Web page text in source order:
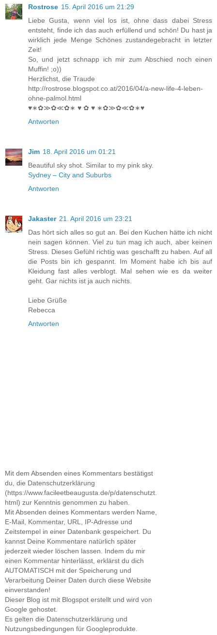
Rostrose 15. April 2016 um 21:29
Liebe Gusta, wenn viel los ist, ohne dass dabei Stress
entsteht, finde ich das auch erfüllend und schön! Du hast ja
wirklich jede Menge Schönes zustandegebracht in letzter
Zeit!
So, und jetzt schnapp ich mir zum Abschied noch einen
Muffin! ;o))
Herzlichst, die Traude
http://rostrose.blogspot.co.at/2016/04/a-new-life-4-leben-
ohne-palmol.html
♥∗✿≫✿≪✿∗ ♥ ✿ ♥ ∗✿≫✿≪✿∗♥
Antworten
Jim 18. April 2016 um 01:21
Beautiful sky shot. Similar to my pink sky.
Sydney – City and Suburbs
Antworten
Jakaster 21. April 2016 um 23:21
Das hört sich alles so gut an. Bei den Kuchen hätte ich nicht
nein sagen können. Viel zu tun mag ich auch, aber keinen
Stress. Dieses Gefühl richtig was geschafft zu haben. Auf all
die Posts bin ich gespannt. Im Moment habe ich bis auf
Kleidung fast alles verblogt. Mal sehen wie es da weiter
geht. Gar nichts ist ja auch nichts.
Liebe Grüße
Rebecca
Antworten
Mit dem Absenden eines Kommentars bestätigst
du, die Datenschutzerklärung
(https://www.facileetbeaugusta.de/p/datenschutzt.
html) zur Kenntnis genommen zu haben.
Mit Absenden deines Kommentars werden Name,
E-Mail, Kommentar, URL, IP-Adresse und
Zeitstempel in einer Datenbank gespeichert. Du
kannst Deine Kommentare natürlich später
jederzeit wieder löschen lassen. Indem du mir
einen Kommentar hinterlässt, erklärst du dich
AUTOMATISCH mit der Speicherung und
Verarbeitung Deiner Daten durch diese Website
einverstanden!
Dieser Blog ist mit Blogspot erstellt und wird von
Google gehostet.
Es gelten die Datenschutzerklärung und
Nutzungsbedingungen für Googleprodukte.